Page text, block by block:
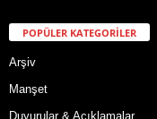
POPÜLER KATEGORİLER
Arşiv
Manşet
Duyurular & Açıklamalar